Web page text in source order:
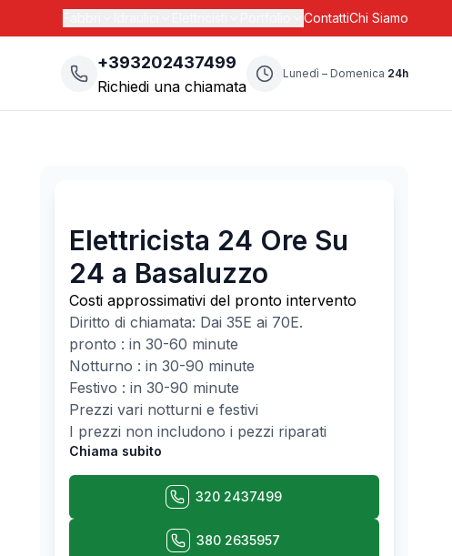
ContattiChi Siamo
+393202437499
Richiedi una chiamata
Lunedì – Domenica 24h
Elettricista 24 Ore Su
24 a Basaluzzo
Costi approssimativi del pronto intervento
Diritto di chiamata: Dai 35E ai 70E.
pronto : in 30-60 minute
Notturno : in 30-90 minute
Festivo : in 30-90 minute
Prezzi vari notturni e festivi
I prezzi non includono i pezzi riparati
Chiama subito
320 2437499
380 2635957